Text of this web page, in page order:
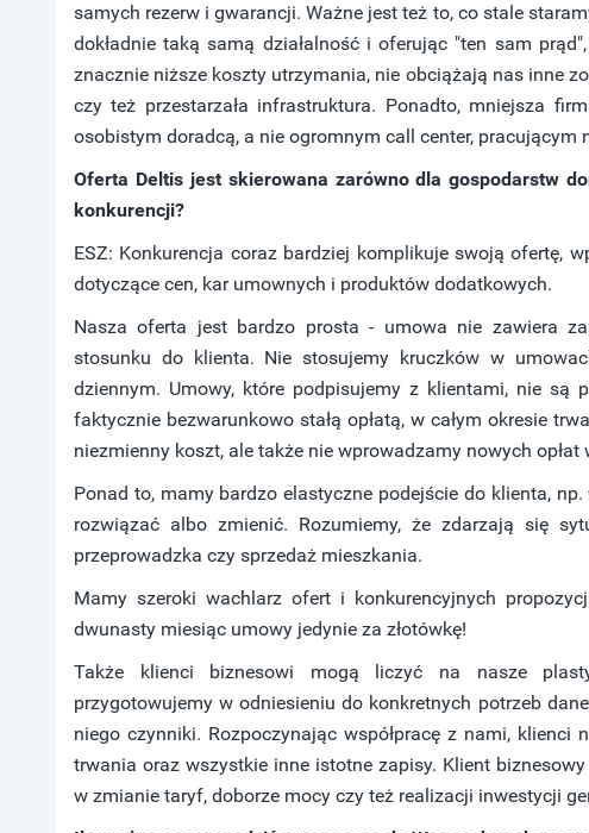
samych rezerw i gwarancji. Ważne jest też to, co stale
dokładnie taką samą działalność i oferując "ten sam
znacznie niższe koszty utrzymania, nie obciążają nas inne
czy też przestarzała infrastruktura. Ponadto, mniejsza
osobistym doradcą, a nie ogromnym call center, pracującym
Oferta Deltis jest skierowana zarówno dla gospodarstw
konkurencji?
ESZ: Konkurencja coraz bardziej komplikuje swoją ofertę,
dotyczące cen, kar umownych i produktów dodatkowych.
Nasza oferta jest bardzo prosta - umowa nie zawiera
stosunku do klienta. Nie stosujemy kruczków w
dziennym. Umowy, które podpisujemy z klientami, nie są
faktycznie bezwarunkowo stałą opłatą, w całym okresie
niezmienny koszt, ale także nie wprowadzamy nowych
Ponad to, mamy bardzo elastyczne podejście do klienta,
rozwiązać albo zmienić. Rozumiemy, że zdarzają się
przeprowadzka czy sprzedaż mieszkania.
Mamy szeroki wachlarz ofert i konkurencyjnych
dwunasty miesiąc umowy jedynie za złotówkę!
Także klienci biznesowi mogą liczyć na nasze
przygotowujemy w odniesieniu do konkretnych potrzeb
niego czynniki. Rozpoczynając współpracę z nami,
trwania oraz wszystkie inne istotne zapisy. Klient
w zmianie taryf, doborze mocy czy też realizacji inwestycji